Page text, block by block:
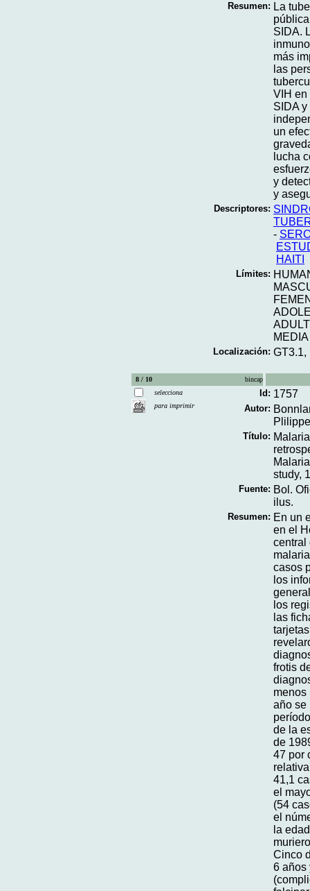
Resumen: La
SIDA.
más
las
VIH en
SIDA
un
lucha
y
y
Descriptores:
-
HAITI
Límites:
Localización: GT3.1,
8 / 10
bincap
selecciona
para imprimir
Id: 1757
Autor:
Título:
study,
Fuente: Bol.
ilus.
Resumen: En un
en el
central
casos
los
los
las
frotis
menos
año se
de la
de
47 por
41,1
el
(54
el
la
Cinco
6 años